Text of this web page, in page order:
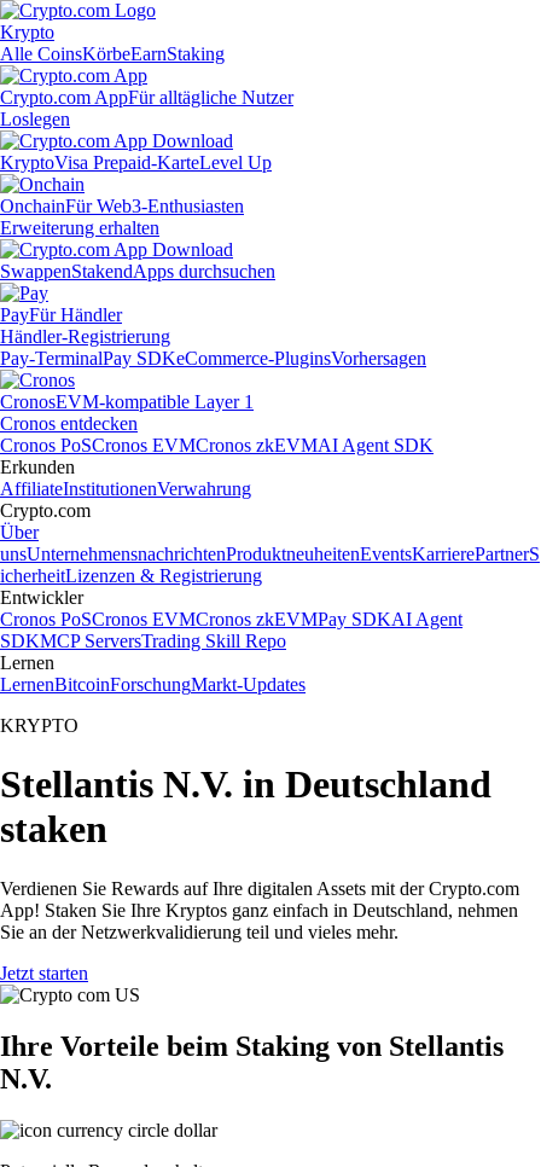
Krypto
Alle CoinsKörbeEarnStaking
Crypto.com AppFür alltägliche Nutzer
Loslegen
KryptoVisa Prepaid-KarteLevel Up
OnchainFür Web3-Enthusiasten
Erweiterung erhalten
SwappenStakendApps durchsuchen
PayFür Händler
Händler-Registrierung
Pay-TerminalPay SDKeCommerce-PluginsVorhersagen
CronosEVM-kompatible Layer 1
Cronos entdecken
Cronos PoSCronos EVMCronos zkEVMAI Agent SDK
Erkunden
AffiliateInstitutionenVerwahrung
Crypto.com
Über
unsUnternehmensnachrichtenProduktneuheitenEventsKarrierePartnerS
icherheitLizenzen & Registrierung
Entwickler
Cronos PoSCronos EVMCronos zkEVMPay SDKAI Agent
SDKMCP ServersTrading Skill Repo
Lernen
LernenBitcoinForschungMarkt-Updates
KRYPTO
Stellantis N.V. in Deutschland
staken
Verdienen Sie Rewards auf Ihre digitalen Assets mit der Crypto.com
App! Staken Sie Ihre Kryptos ganz einfach in Deutschland, nehmen
Sie an der Netzwerkvalidierung teil und vieles mehr.
Jetzt starten
Ihre Vorteile beim Staking von Stellantis
N.V.